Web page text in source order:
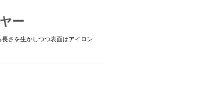
ー
さを生かしつつ表面はアイロン